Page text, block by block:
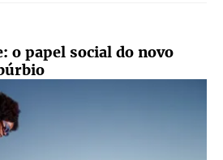
o papel social do novo